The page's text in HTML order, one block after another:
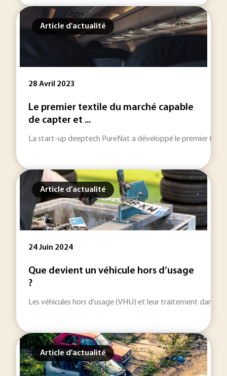
Article d'actualité
28 Avril 2023
Le premier textile du marché capable
de capter et ...
La start-up deeptech PureNat a développé le premier
Article d'actualité
24 Juin 2024
Que devient un véhicule hors d’usage
?
Les véhicules hors d’usage (VHU) et leur traitement dans
Article d'actualité